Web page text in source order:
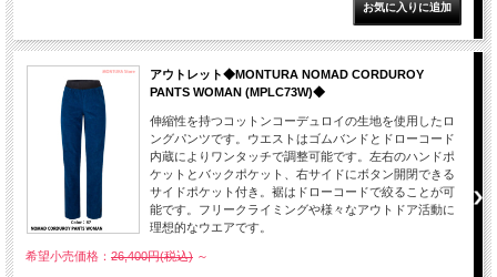
アウトレット◆MONTURA NOMAD CORDUROY
PANTS WOMAN (MPLC73W)◆
伸縮性を持つコットンコーデュロイの生地を使用したロ
ングパンツです。ウエストはゴムバンドとドローコード
内蔵によりワンタッチで調整可能です。左右のハンドポ
ケットとバックポケット、右サイドにボタン開閉できる
サイドポケット付き。裾はドローコードで絞ることが可
能です。フリークライミングや様々なアウトドア活動に
理想的なウエアです。
希望小売価格： 26,400円(税込) ～